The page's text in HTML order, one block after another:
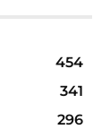
454
341
296